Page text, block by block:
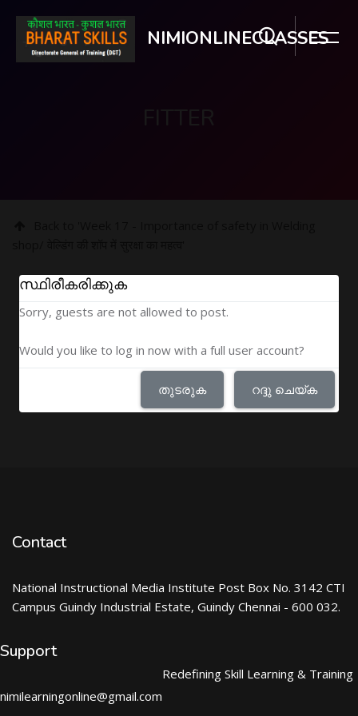
NIMIONLINECLASSES
സ്ഥിരീകരിക്കുക
Sorry, guests are not allowed to post.
Would you like to log in now with a full user account?
തുടരുക റദ്ദു ചെയ്ക
Contact
National Instructional Media Institute Post Box No. 3142 CTI
Campus Guindy Industrial Estate, Guindy Chennai - 600 032.
Support
nimilearningonline@gmail.com
Redefining Skill Learning & Training